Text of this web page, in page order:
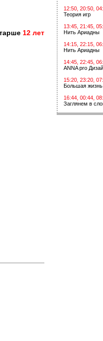
12 лет
12:50, 20:50,
Теория игр
13:45, 21:45,
Нить Ариадны
14:15, 22:15,
Нить Ариадны
14:45, 22:45,
ANNA pro
15:20, 23:20,
Большая жизнь
16:44, 00:44,
Заглянем в